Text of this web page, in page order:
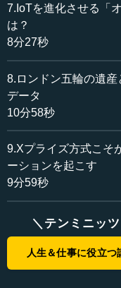
す。これは、アメリ
なってきましたので
呼びたいと思います。
先ほど述べたユビキ
は、私も10年前ぐら
「ユビキタス」とは
でもある」というこ
す。いろいろなモノ
と言えば「コンピュ
ら、どうもこれだと
で、マーケッターが
ト」だろうというこ
●重要なのは「イン
7.IoTを進化させる「
は？
8分27秒
8.ロンドン五輪の遺
データ
10分58秒
9.Xプライズ方式こそ
ーションを起こす
9分59秒
＼テンミニッ
人生＆仕事に役立つ